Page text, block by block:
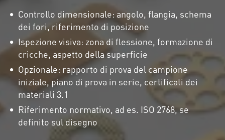
Controllo dimensionale: angolo, flangia, schema
dei fori, riferimento di posizione
Ispezione visiva: zona di flessione, formazione di
cricche, aspetto della superficie
Opzionale: rapporto di prova del campione
iniziale, piano di prova in serie, certificati dei
materiali 3.1
Riferimento normativo, ad es. ISO 2768, se
definito sul disegno